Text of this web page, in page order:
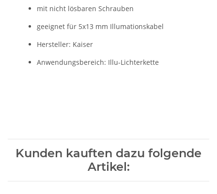
mit nicht lösbaren Schrauben
geeignet für 5x13 mm Illumationskabel
Hersteller: Kaiser
Anwendungsbereich: Illu-Lichterkette
Kunden kauften dazu folgende
Artikel: